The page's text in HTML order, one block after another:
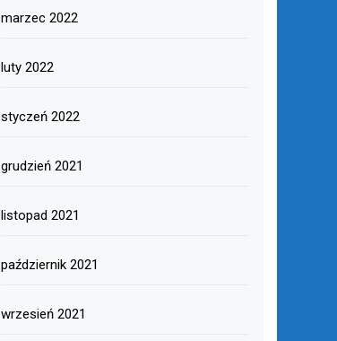
marzec 2022
luty 2022
styczeń 2022
grudzień 2021
listopad 2021
październik 2021
wrzesień 2021